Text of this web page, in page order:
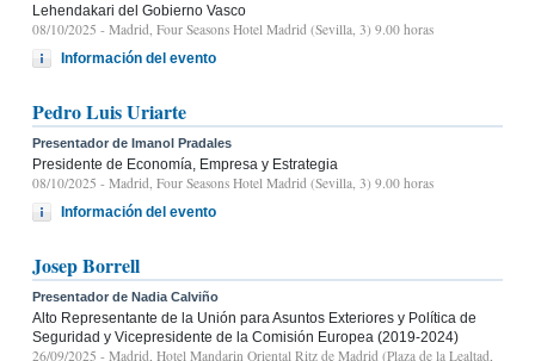
Lehendakari del Gobierno Vasco
08/10/2025 - Madrid, Four Seasons Hotel Madrid (Sevilla, 3) 9.00 horas
Información del evento
Pedro Luis Uriarte
Presentador de Imanol Pradales
Presidente de Economía, Empresa y Estrategia
08/10/2025 - Madrid, Four Seasons Hotel Madrid (Sevilla, 3) 9.00 horas
Información del evento
Josep Borrell
Presentador de Nadia Calviño
Alto Representante de la Unión para Asuntos Exteriores y Política de
Seguridad y Vicepresidente de la Comisión Europea (2019-2024)
26/09/2025 - Madrid, Hotel Mandarin Oriental Ritz de Madrid (Plaza de la Lealtad,